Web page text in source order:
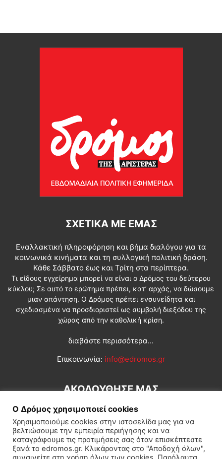
ΣΧΕΤΙΚΆ ΜΕ ΕΜΆΣ
Εναλλακτική πληροφόρηση και βήμα διαλόγου για τα
κοινωνικά κινήματα και τη συλλογική πολιτική δράση.
Κάθε Σάββατο έως και Τρίτη στα περίπτερα.
Τι είδους εγχείρημα μπορεί να είναι ο Δρόμος του δεύτερου
κύκλου; Σε αυτό το ερώτημα πρέπει, κατ’ αρχάς, να δώσουμε
μιαν απάντηση. Ο Δρόμος πρέπει ενσυνείδητα και
σχεδιασμένα να προσδιοριστεί ως συμβολή διεξόδου της
χώρας από την καθολική κρίση.
διαβάστε περισσότερα...
Επικοινωνία: info@edromos.gr
ΑΚΟΛΟΥΘΗΣΕ ΜΑΣ
Ο Δρόμος χρησιμοποιεί cookies
Χρησιμοποιούμε cookies στην ιστοσελίδα μας για να
βελτιώσουμε την εμπειρία περιήγησης και να
καταγράφουμε τις προτιμήσεις σας όταν επισκέπτεστε
ξανά το edromos.gr. Κλικάροντας στο "Αποδοχή όλων",